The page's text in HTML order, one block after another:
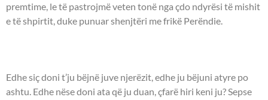
premtime, le të pastrojmë veten tonë nga çdo ndyrësi të mishit
e të shpirtit, duke punuar shenjtëri me frikë Perëndie.
Edhe siç doni t’ju bëjnë juve njerëzit, edhe ju bëjuni atyre po
ashtu. Edhe nëse doni ata që ju duan, çfarë hiri keni ju? Sepse